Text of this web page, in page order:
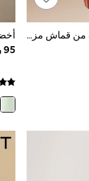
بيج فاتح - قميص كُم قصير بياقة صغيرة من قماش مزدوج (3 - 16 سنة)